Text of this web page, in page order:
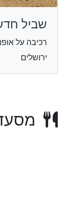
שביל
רכיבה על
ירושלים